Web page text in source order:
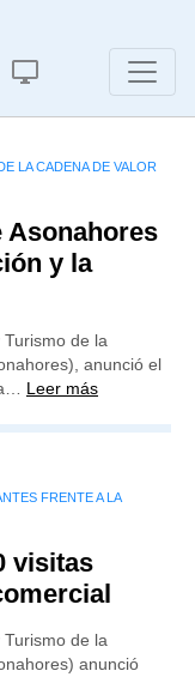
LA CADENA DE VALOR
Asonahores
y la
de la
anunció el
Leer más
FRENTE A LA
visitas
de la
anunció